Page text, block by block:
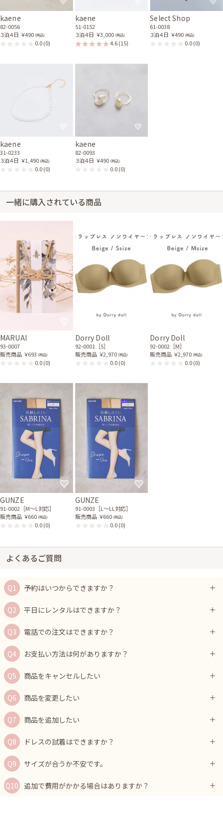
kaene
82-0056
３泊４日 ￥490 (税込)
0.0(0)
kaene
51-0152
３泊４日 ￥3,000 (税込)
4.6(15)
Select Shop
61-0038
３泊４日 ￥490 (税込)
0.0(0)
kaene
31-0233
３泊４日 ￥1,490 (税込)
0.0(0)
kaene
82-0093
３泊４日 ￥490 (税込)
0.0(0)
一緒に購入されている商品
MARUAI
93-0007
販売商品 ￥693 (税込)
0.0(0)
Dorry Doll
92-0001［S］
販売商品 ￥2,970 (税込)
0.0(0)
Dorry Doll
92-0002［M］
販売商品 ￥2,970 (税込)
0.0(0)
GUNZE
91-0002［M〜L対応］
販売商品 ￥660 (税込)
0.0(0)
GUNZE
91-0003［L〜LL対応］
販売商品 ￥660 (税込)
0.0(0)
よくあるご質問
予約はいつからできますか？
平日にレンタルはできますか？
電話での注文はできますか？
お支払い方法は何がありますか？
商品をキャンセルしたい
商品を変更したい
商品を追加したい
ドレスの試着はできますか？
サイズが合うか不安です。
追加で費用がかかる場合はありますか？